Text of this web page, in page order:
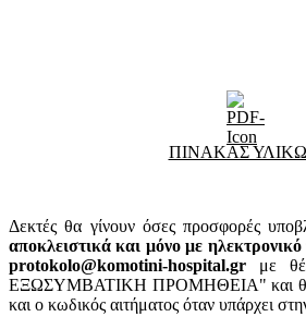
ΠΙΝΑΚΑΣ
Δεκτές θα γίνουν όσες προσφορές
αποκλειστικά και μόνο με
protokolo@komotini-hospital.gr με
ΕΞΩΣΥΜΒΑΤΙΚΗ ΠΡΟΜΗΘΕΙΑ" και θα
και ο κωδικός αιτήματος όταν υπάρχει